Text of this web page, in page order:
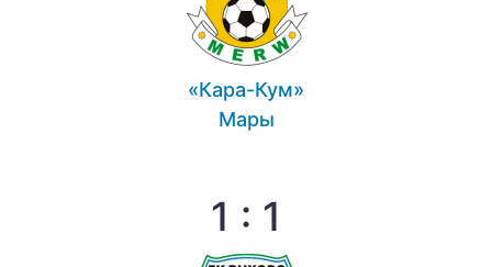
«Кара-Кум»
Мары
1 : 1